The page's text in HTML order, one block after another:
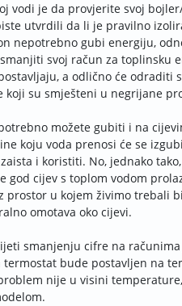
vodi je da provjerite svoj
utvrdili da li je pravilno
nepotrebno gubi energiju,
svoj račun za toplinsku
a odlično će odraditi
koji su smješteni u negrijane
možete gubiti i na
koju voda prenosi će se
i koristiti. No, jednako
god cijev s toplom vodom
prostor u kojem živimo trebali
omotava oko cijevi.
smanjenju cifre na
bude postavljen na
nije u visini